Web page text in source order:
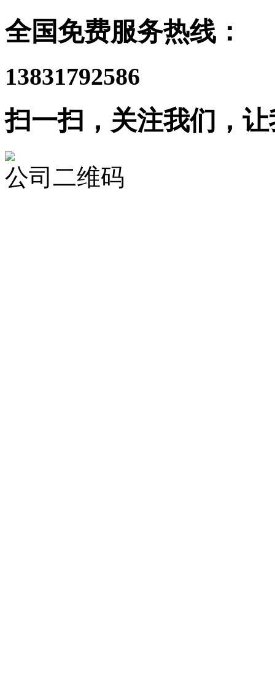
全国免费服务热线：
13831792586
扫一扫，关注我们，
公司二维码